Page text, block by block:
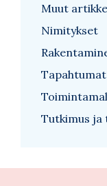
Muut
Nimitykset
Tapahtumat
Tutkimus ja